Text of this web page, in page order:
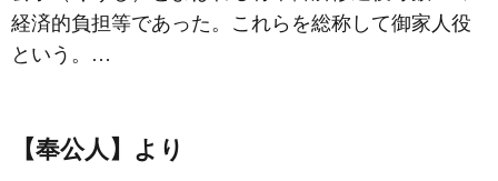
経済的負担等であった。これらを総称して御家人役
という。…
【奉公人】より